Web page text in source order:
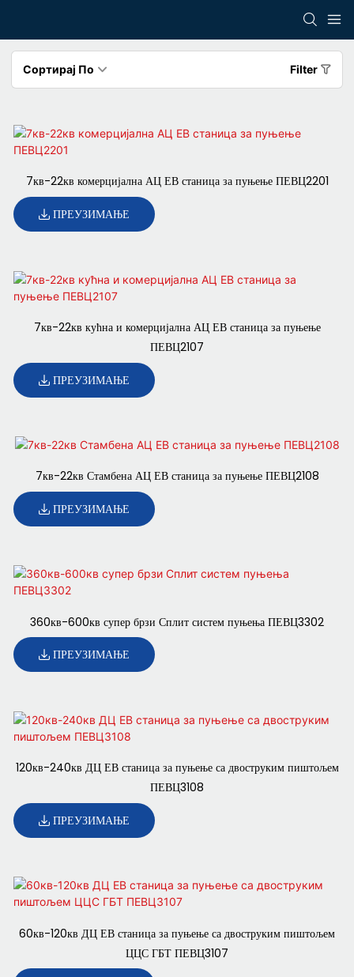
Сортирај По Filter
7кв-22кв комерцијална АЦ ЕВ станица за пуњење ПЕВЦ2201
ПРЕУЗИМАЊЕ
7кв-22кв кућна и комерцијална АЦ ЕВ станица за пуњење
ПЕВЦ2107
ПРЕУЗИМАЊЕ
7кв-22кв Стамбена АЦ ЕВ станица за пуњење ПЕВЦ2108
ПРЕУЗИМАЊЕ
360кв-600кв супер брзи Сплит систем пуњења ПЕВЦ3302
ПРЕУЗИМАЊЕ
120кв-240кв ДЦ ЕВ станица за пуњење са двоструким пиштољем
ПЕВЦ3108
ПРЕУЗИМАЊЕ
60кв-120кв ДЦ ЕВ станица за пуњење са двоструким пиштољем
ЦЦС ГБТ ПЕВЦ3107